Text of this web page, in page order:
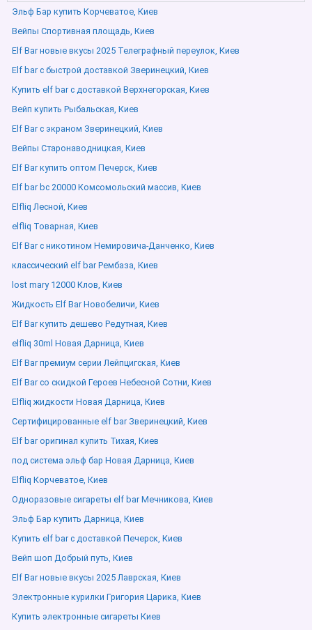
Эльф Бар купить Корчеватое, Киев
Вейпы Спортивная площадь, Киев
Elf Bar новые вкусы 2025 Телеграфный переулок, Киев
Elf bar с быстрой доставкой Зверинецкий, Киев
Купить elf bar с доставкой Верхнегорская, Киев
Вейп купить Рыбальская, Киев
Elf Bar с экраном Зверинецкий, Киев
Вейпы Старонаводницкая, Киев
Elf Bar купить оптом Печерск, Киев
Elf bar bc 20000 Комсомольский массив, Киев
Elfliq Лесной, Киев
elfliq Товарная, Киев
Elf Bar с никотином Немировича-Данченко, Киев
классический elf bar Рембаза, Киев
lost mary 12000 Клов, Киев
Жидкость Elf Bar Новобеличи, Киев
Elf Bar купить дешево Редутная, Киев
elfliq 30ml Новая Дарница, Киев
Elf Bar премиум серии Лейпцигская, Киев
Elf Bar со скидкой Героев Небесной Сотни, Киев
Elfliq жидкости Новая Дарница, Киев
Сертифицированные elf bar Зверинецкий, Киев
Elf bar оригинал купить Тихая, Киев
под система эльф бар Новая Дарница, Киев
Elfliq Корчеватое, Киев
Одноразовые сигареты elf bar Мечникова, Киев
Эльф Бар купить Дарница, Киев
Купить elf bar с доставкой Печерск, Киев
Вейп шоп Добрый путь, Киев
Elf Bar новые вкусы 2025 Лаврская, Киев
Электронные курилки Григория Царика, Киев
Купить электронные сигареты Киев